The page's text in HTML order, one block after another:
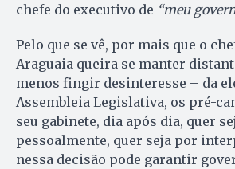
chefe do executivo de “meu
Pelo que se vê, por mais que o
Araguaia queira se manter
menos fingir desinteresse – da
Assembleia Legislativa, os pré-
seu gabinete, dia após dia, quer
pessoalmente, quer seja por
nessa decisão pode garantir